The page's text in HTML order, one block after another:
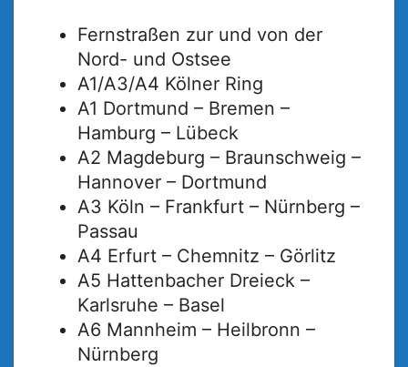
Fernstraßen zur und von der
Nord- und Ostsee
A1/A3/A4 Kölner Ring
A1 Dortmund – Bremen –
Hamburg – Lübeck
A2 Magdeburg – Braunschweig –
Hannover – Dortmund
A3 Köln – Frankfurt – Nürnberg –
Passau
A4 Erfurt – Chemnitz – Görlitz
A5 Hattenbacher Dreieck –
Karlsruhe – Basel
A6 Mannheim – Heilbronn –
Nürnberg